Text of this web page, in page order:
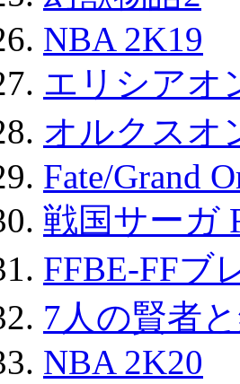
NBA 2K19
エリシアオ
オルクスオ
Fate/Grand
戦国サーガ
FFBE-FFブ
7人の賢者
NBA 2K20